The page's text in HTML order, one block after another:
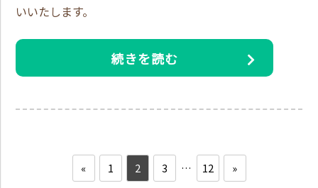
いいたします。
続きを読む
« 1 2 3 … 12 »